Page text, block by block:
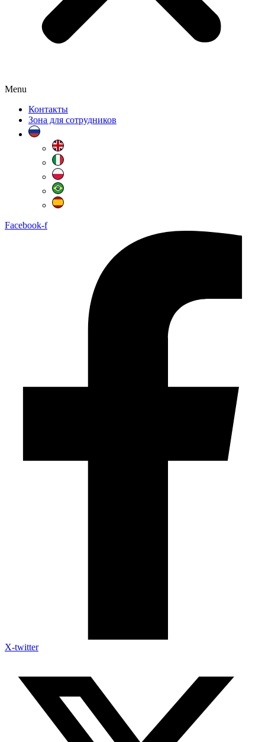
Menu
Контакты
Зона для сотрудников
Facebook-f
X-twitter